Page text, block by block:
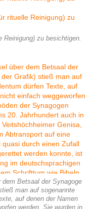
Reinigung) zu besichtigen.
Betsaal der Synagoge
man auf sogenannte
auf denen der Namen